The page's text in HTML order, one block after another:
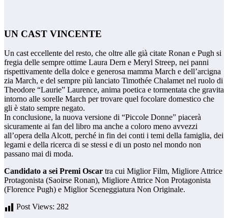
UN CAST VINCENTE
Un cast eccellente del resto, che oltre alle già citate Ronan e Pugh si
fregia delle sempre ottime Laura Dern e Meryl Streep, nei panni
rispettivamente della dolce e generosa mamma March e dell’arcigna
zia March, e del sempre più lanciato Timothée Chalamet nel ruolo di
Theodore “Laurie” Laurence, anima poetica e tormentata che gravita
intorno alle sorelle March per trovare quel focolare domestico che
gli è stato sempre negato.
In conclusione, la nuova versione di “Piccole Donne” piacerà
sicuramente ai fan del libro ma anche a coloro meno avvezzi
all’opera della Alcott, perché in fin dei conti i temi della famiglia, dei
legami e della ricerca di se stessi e di un posto nel mondo non
passano mai di moda.
Candidato a sei Premi Oscar tra cui Miglior Film, Migliore Attrice
Protagonista (Saoirse Ronan), Migliore Attrice Non Protagonista
(Florence Pugh) e Miglior Sceneggiatura Non Originale.
Post Views: 282